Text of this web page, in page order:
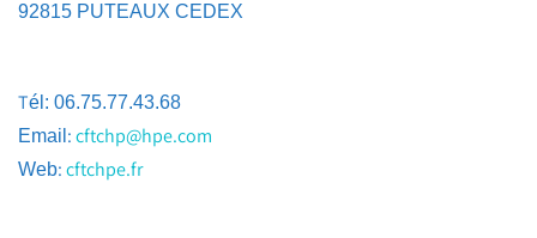
92815 PUTEAUX CEDEX
Tél: 06.75.77.43.68
Email :cftchp@hpe.com
Web:cftchpe.fr